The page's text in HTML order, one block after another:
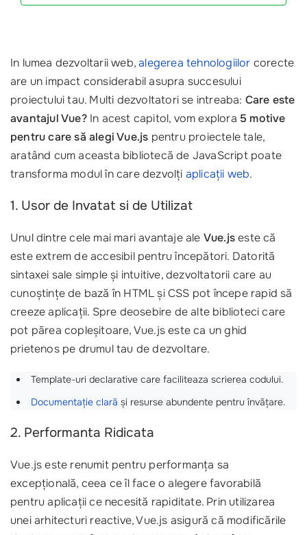
In lumea dezvoltarii web,alegerea tehnologiilor corecte
are un impact considerabil asupra succesului
proiectului tau. Multi dezvoltatori se intreaba: Care este
avantajul Vue?In acest capitol, vom explora 5 motive
pentru care să alegi Vue.js pentru proiectele tale,
aratând cum aceasta bibliotecă de JavaScript poate
transforma modul în care dezvolți aplicații web.
1. Usor de Invatat si de Utilizat
Unul dintre cele mai mari avantaje ale Vue.jseste că
este extrem de accesibil pentru începători. Datorită
sintaxei sale simple și intuitive, dezvoltatorii care au
cunoștințe de bază în HTML și CSS pot începe rapid să
creeze aplicații. Spre deosebire de alte biblioteci care
pot părea copleșitoare, Vue.js este ca un ghid
prietenos pe drumul tau de dezvoltare.
Template-uri declarative care faciliteaza scrierea codului.
Documentație clară și resurse abundente pentru învățare.
2. Performanta Ridicata
Vue.js este renumit pentru performanța sa
excepțională, ceea ce îl face o alegere favorabilă
pentru aplicații ce necesită rapiditate. Prin utilizarea
unei arhitecturi reactive, Vue.js asigură că modificările